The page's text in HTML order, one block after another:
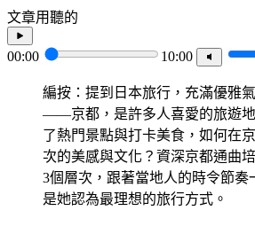
文章用聽的
00:00 10:00
編按：提到日本旅行，充滿優雅
——京都，是許多人喜愛的旅遊
了熱門景點與打卡美食，如何在
次的美感與文化？資深京都通曲
3個層次，跟著當地人的時令節奏
是她認為最理想的旅行方式。